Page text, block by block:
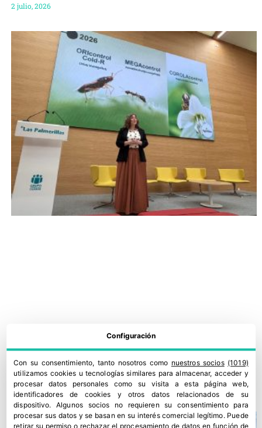
2 julio, 2026
‘Agrobío Avanza’ con tres nuevas soluciones para plagas
emergentes
26 junio, 2026
Configuración
Con su consentimiento, tanto nosotros como nuestros socios (1019)
utilizamos cookies u tecnologías similares para almacenar, acceder y
procesar datos personales como su visita a esta página web,
identificadores de cookies y otros datos relacionados de su
dispositivo. Algunos socios no requieren su consentimiento para
procesar sus datos y se basan en su interés comercial legítimo. Puede
retirar su permiso o rechazar el procesamiento de datos en función de